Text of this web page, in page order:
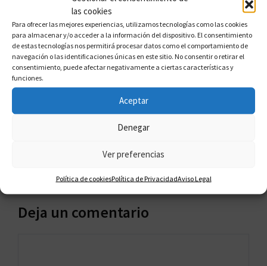
las cookies
Para ofrecer las mejores experiencias, utilizamos tecnologías como las cookies
para almacenar y/o acceder a la información del dispositivo. El consentimiento
de estas tecnologías nos permitirá procesar datos como el comportamiento de
navegación o las identificaciones únicas en este sitio. No consentir o retirar el
consentimiento, puede afectar negativamente a ciertas características y
funciones.
Aceptar
Denegar
Ver preferencias
Política de cookiesPolítica de PrivacidadAviso Legal
1 comentario en «Atrapados
En La Multipropiedad»
Soluciones para Tiempo Compartido
Deja un comentario